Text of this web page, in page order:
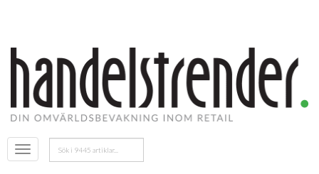
Öppna
menyn
Sök
efter: